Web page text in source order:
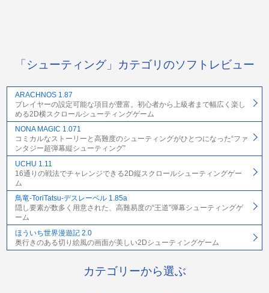
「シューティング」カテゴリのソフトレビュー
ARACHNOS 1.87
プレイヤーの設定可能な項目が豊富。初心者から上級者まで幅広く楽し
める2D横スクロールシューティングゲーム
NONA MAGIC 1.071
コミカルなストーリーと高難度のシューティングがひとつになった“ファ
ンタジー超弾幕縦シューティング”
UCHU 1.11
16通りの戦法でチャレンジできる2D縦スクロールシューティングゲー
ム
鳥竜-ToriTatsu-デスレーベル 1.85a
隠し要素が数多く用意された、高難易度の“王道”弾幕シューティングゲ
ーム
ほういち世界漫遊記 2.0
奥行きのある切り絵風の画面が美しい2Dシューティングゲーム
カテゴリーから選ぶ